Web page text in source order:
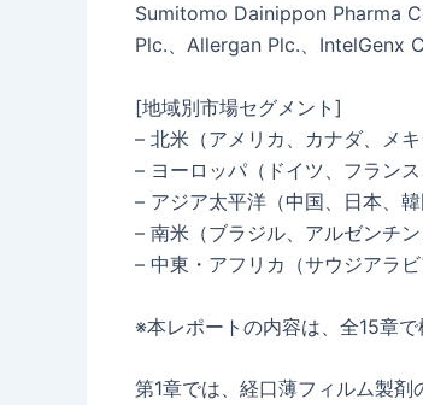
Sumitomo Dainippon Pharma
Plc.、Allergan Plc.、IntelGenx
[地域別市場セグメント]
– 北米（アメリカ、カナダ、メキ
– ヨーロッパ（ドイツ、フラン
– アジア太平洋（中国、日本、
– 南米（ブラジル、アルゼンチン
– 中東・アフリカ（サウジアラ
※本レポートの内容は、全15章で
第1章では、経口薄フィルム製剤